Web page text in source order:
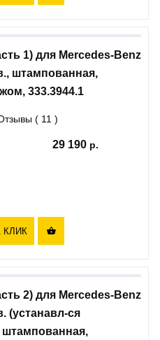
1) для Mercedes-Benz
штампованная,
333.3944.1
( 11 )
29 190
КЛИК 
2) для Mercedes-Benz
(устанавл-ся
штампованная,